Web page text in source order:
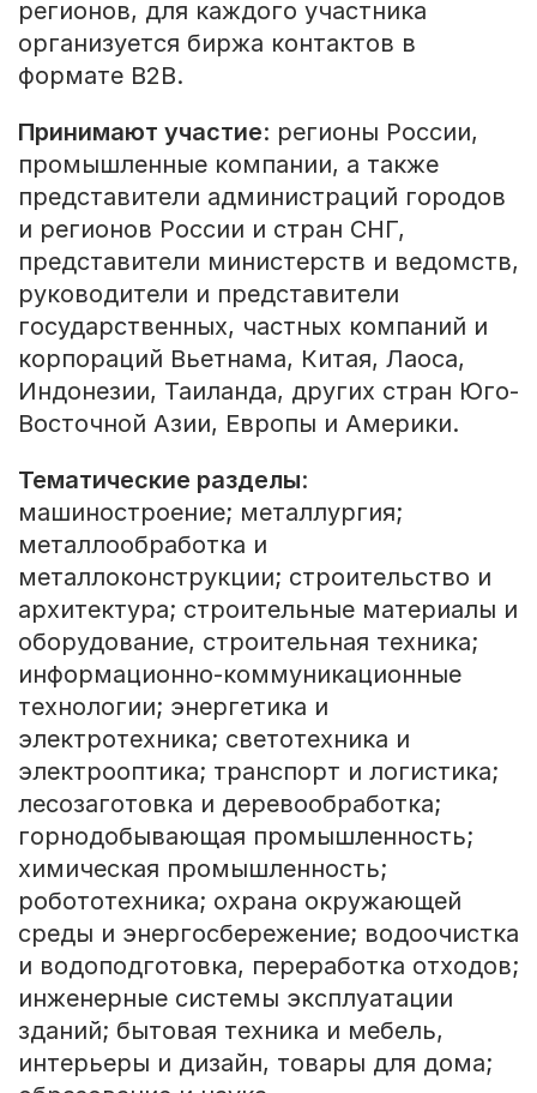
регионов, для каждого участника
организуется биржа контактов в
формате В2В.
Принимают участие: регионы России,
промышленные компании, а также
представители администраций городов
и регионов России и стран СНГ,
представители министерств и ведомств,
руководители и представители
государственных, частных компаний и
корпораций Вьетнама, Китая, Лаоса,
Индонезии, Таиланда, других стран Юго-
Восточной Азии, Европы и Америки.
Тематические разделы:
машиностроение; металлургия;
металлообработка и
металлоконструкции; строительство и
архитектура; строительные материалы и
оборудование, строительная техника;
информационно-коммуникационные
технологии; энергетика и
электротехника; светотехника и
электрооптика; транспорт и логистика;
лесозаготовка и деревообработка;
горнодобывающая промышленность;
химическая промышленность;
робототехника; охрана окружающей
среды и энергосбережение; водоочистка
и водоподготовка, переработка отходов;
инженерные системы эксплуатации
зданий; бытовая техника и мебель,
интерьеры и дизайн, товары для дома;